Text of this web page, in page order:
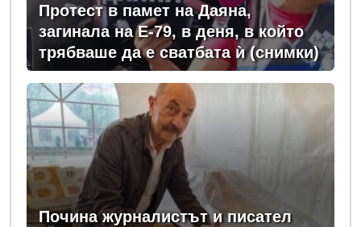
Протест в памет на Даяна,
загинала на Е-79, в деня, в който
трябваше да е сватбата ѝ (снимки)
Почина журналистът и писател